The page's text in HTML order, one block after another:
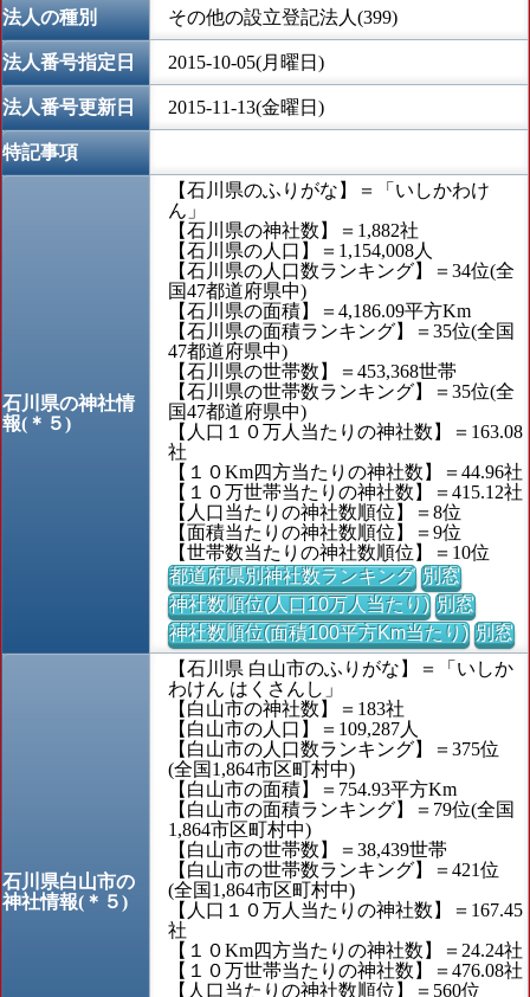
法人の種別 その他の設立登記法人(399)
法人番号指定日 2015-10-05(月曜日)
法人番号更新日 2015-11-13(金曜日)
特記事項
石川県の神社情
報(＊５)
【石川県のふりがな】＝「いしかわけ
ん」
【石川県の神社数】＝1,882社
【石川県の人口】＝1,154,008人
【石川県の人口数ランキング】＝34位(全
国47都道府県中)
【石川県の面積】＝4,186.09平方Km
【石川県の面積ランキング】＝35位(全国
47都道府県中)
【石川県の世帯数】＝453,368世帯
【石川県の世帯数ランキング】＝35位(全
国47都道府県中)
【人口１０万人当たりの神社数】＝163.08
社
【１０Km四方当たりの神社数】＝44.96社
【１０万世帯当たりの神社数】＝415.12社
【人口当たりの神社数順位】＝8位
【面積当たりの神社数順位】＝9位
【世帯数当たりの神社数順位】＝10位
都道府県別神社数ランキング 別窓
神社数順位(人口10万人当たり) 別窓
神社数順位(面積100平方Km当たり) 別窓
石川県白山市の
神社情報(＊５)
【石川県 白山市のふりがな】＝「いしか
わけん はくさんし」
【白山市の神社数】＝183社
【白山市の人口】＝109,287人
【白山市の人口数ランキング】＝375位
(全国1,864市区町村中)
【白山市の面積】＝754.93平方Km
【白山市の面積ランキング】＝79位(全国
1,864市区町村中)
【白山市の世帯数】＝38,439世帯
【白山市の世帯数ランキング】＝421位
(全国1,864市区町村中)
【人口１０万人当たりの神社数】＝167.45
社
【１０Km四方当たりの神社数】＝24.24社
【１０万世帯当たりの神社数】＝476.08社
【人口当たりの神社数順位】＝560位